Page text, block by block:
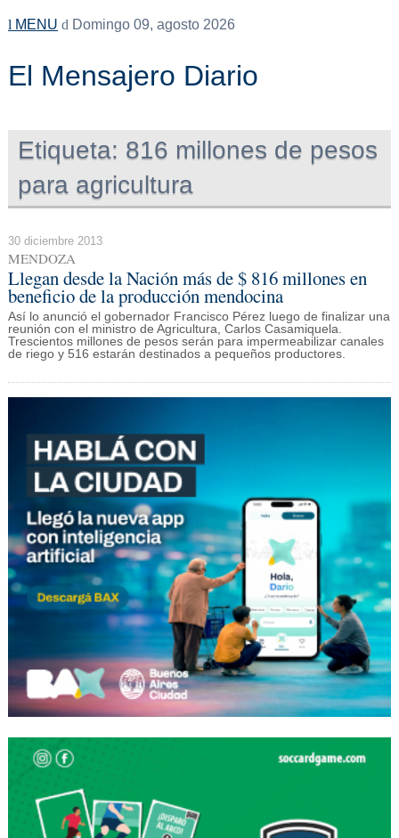
MENU Domingo 09, agosto 2026
El Mensajero Diario
Etiqueta: 816 millones de pesos
para agricultura
30 diciembre 2013
MENDOZA
Llegan desde la Nación más de $ 816 millones en
beneficio de la producción mendocina
Así lo anunció el gobernador Francisco Pérez luego de finalizar una
reunión con el ministro de Agricultura, Carlos Casamiquela.
Trescientos millones de pesos serán para impermeabilizar canales
de riego y 516 estarán destinados a pequeños productores.